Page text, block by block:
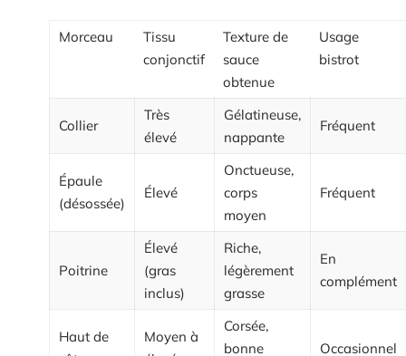
Morceau
Tissu
conjonctif
Texture de
sauce
obtenue
Usage
bistrot
Collier
Très
élevé
Gélatineuse,
nappante
Fréquent
Épaule
(désossée)
Élevé
Onctueuse,
corps
moyen
Fréquent
Poitrine
Élevé
(gras
inclus)
Riche,
légèrement
grasse
En
complément
Haut de
Moyen à
Corsée,
bonne
Occasionnel